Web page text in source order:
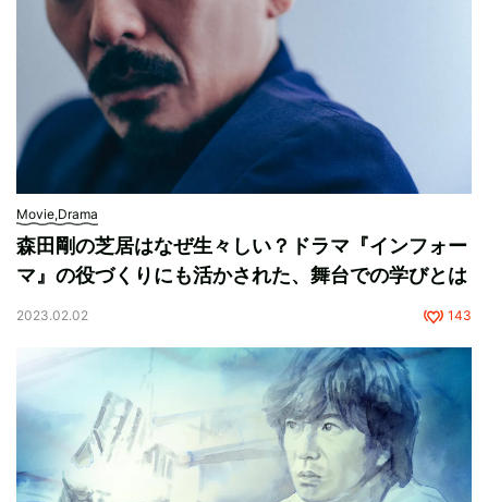
Movie,Drama
森田剛の芝居はなぜ生々しい？ドラマ『インフォー
マ』の役づくりにも活かされた、舞台での学びとは
2023.02.02 143